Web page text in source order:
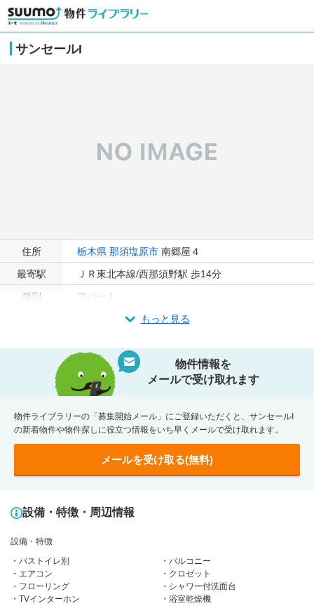
サンセールI
住所 栃木県 那須塩原市 南郷屋４
最寄駅
ＪＲ東北本線/西那須野駅 歩14分
種別
アパート
もっと見る
物件情報を
メールで受け取れます
物件ライブラリーの「募集開始メール」にご登録いただくと、サンセールI
の新着物件や物件探しに役立つ情報をいち早くメールで受け取れます。
メールを受け取る(無料)
設備・特徴・周辺情報
設備・特徴
バストイレ別
バルコニー
エアコン
クロゼット
フローリング
シャワー付洗面台
TVインターホン
浴室乾燥機